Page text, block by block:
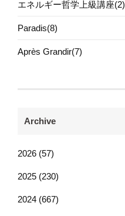
エネルギー哲学上級講座(2)
Paradis(8)
Après Grandir(7)
Archive
2026 (57)
2025 (230)
2024 (667)